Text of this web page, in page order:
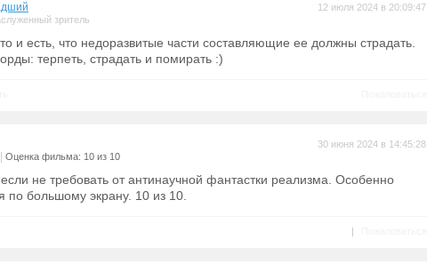
зритель
12 июля 2024 в 20:09:47
и есть, что недоразвитые части составляющие ее должны страдать.
орды: терпеть, страдать и помирать :)
Оценка фильма: 10 из 10
30 июня 2024 в 14:45:28
не требовать от антинаучной фантастки реализма. Особенно
по большому экрану. 10 из 10.
|